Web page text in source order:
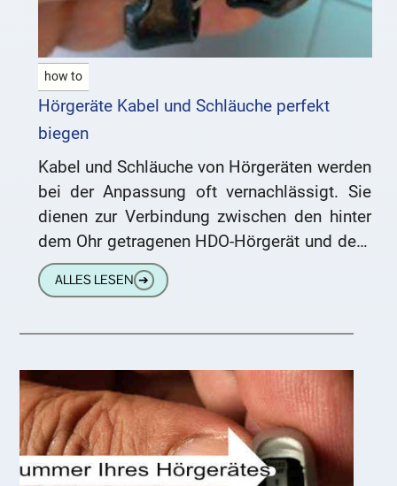
how to
Hörgeräte Kabel und Schläuche perfekt
biegen
Kabel und Schläuche von Hörgeräten werden
bei der Anpassung oft vernachlässigt. Sie
dienen zur Verbindung zwischen den hinter
dem Ohr getragenen HDO-Hörgerät und dem
Schallauslass (Otoplastik/Schirmchen oder
Ex-Hörer mit Otoplastik/Schirmchen).
ALLES LESEN ➔